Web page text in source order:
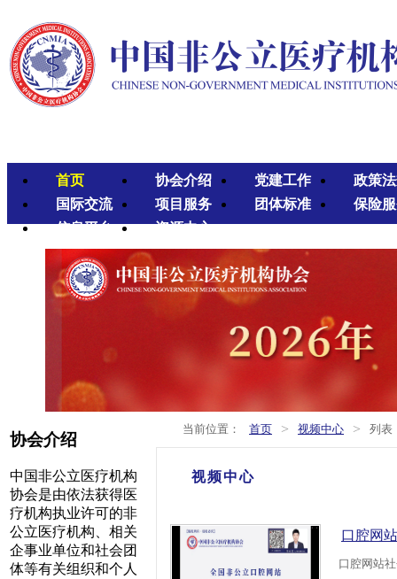
首页 协会介绍 党建工作
政策
国际交流
项目服务 团体标准
保险
信息平台
资源中心
协会介绍
中国非公立医疗机构
协会是由依法获得医
疗机构执业许可的非
公立医疗机构、相关
企事业单位和社会团
体等有关组织和个人
当前位置： 首页 > 视频中心 > 列表
视频中心
口腔网
口腔网站